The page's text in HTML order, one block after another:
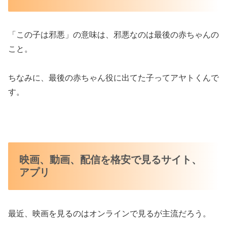
「この子は邪悪」の意味は、邪悪なのは最後の赤ちゃんの
こと。
ちなみに、最後の赤ちゃん役に出てた子ってアヤトくんで
す。
映画、動画、配信を格安で見るサイト、
アプリ
最近、映画を見るのはオンラインで見るが主流だろう。